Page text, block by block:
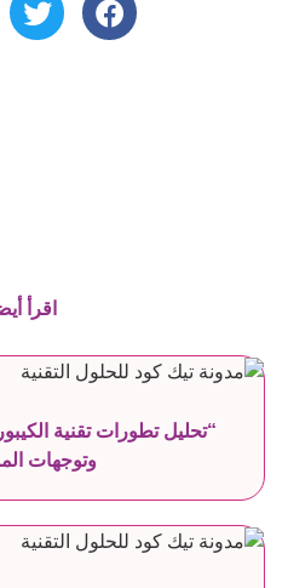
اقرأ
“تحليل تطورات تقنية
وتوجهات